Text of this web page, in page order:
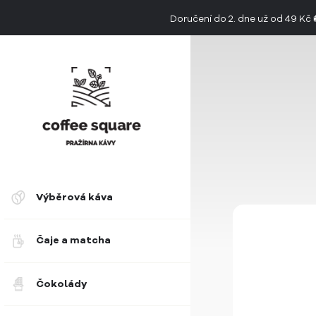
👉 Objevte jedinečnou chuť
Doručení do 2. dne už od 49 Kč
Výběrová káva
Čaje a matcha
Čokolády